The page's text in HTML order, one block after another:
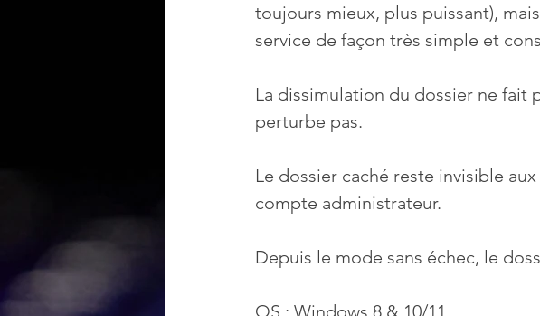
toujours mieux, plus puissant),
service de façon très simple et
La dissimulation du dossier ne fait
perturbe pas.
Le dossier caché reste invisible
compte administrateur.
Depuis le mode sans échec, le
OS : Windows 8 & 10/11